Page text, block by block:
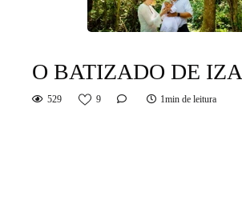
O BATIZADO DE
529 9 1min de leitura